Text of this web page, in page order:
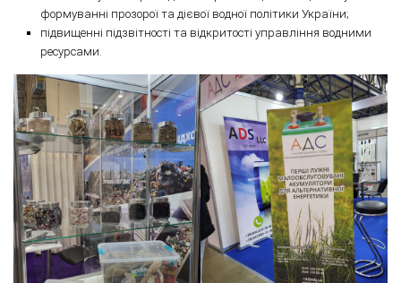
формуванні прозорої та дієвої водної політики України;
підвищенні підзвітності та відкритості управління водними
ресурсами.